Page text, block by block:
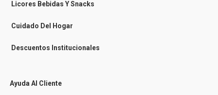
g
r
Licores Bebidas Y Snacks
Cuidado Del Hogar
Descuentos Institucionales
Ayuda Al Cliente